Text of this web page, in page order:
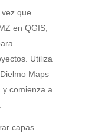
vez que
en QGIS,
Utiliza
Maps
y comienza a
capas